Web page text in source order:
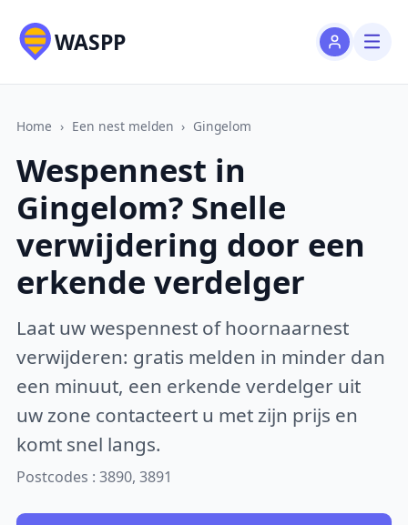
WASPP
Home › Een nest melden › Gingelom
Wespennest in
Gingelom? Snelle
verwijdering door een
erkende verdelger
Laat uw wespennest of hoornaarnest
verwijderen: gratis melden in minder dan
een minuut, een erkende verdelger uit
uw zone contacteert u met zijn prijs en
komt snel langs.
Postcodes : 3890, 3891